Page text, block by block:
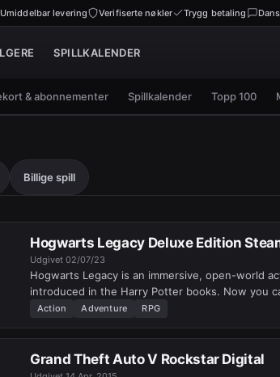
Umiddelbar levering Verifiserte nøkler Trygg betaling
SPILLKALENDER
& abonnementer Spillkalender Topp 100
Billige spill
Hogwarts Legacy Deluxe Edition
Udgivet 02/07/23
Hogwarts Legacy is an immersive, open-world
introduced in the Harry Potter books. Now you
Action Adventure RPG
Grand Theft Auto V Rockstar Digital